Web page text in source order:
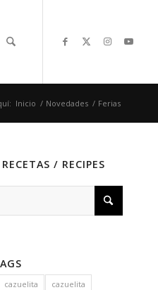
Inicio / Novedades / Ferias
/ RECIPES
cazuelita
cazuelita